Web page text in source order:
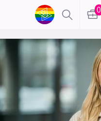
0
lønn
karriere
utdanning